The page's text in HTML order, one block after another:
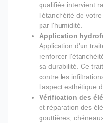
qualifiée intervient
l'étanchéité de
par l'humidité.
Application
Application d'un
renforcer
sa durabilité. Ce
contre les
l'aspect esthétique
Vérification des
et réparation des
gouttières,